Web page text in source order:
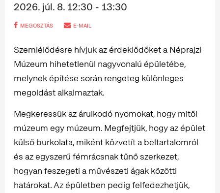
2026. júl. 8. 12:30 - 13:30
MEGOSZTÁS E-MAIL
Szemlélődésre hívjuk az érdeklődőket a Néprajzi
Múzeum hihetetlenül nagyvonalú épületébe,
melynek építése során rengeteg különleges
megoldást alkalmaztak.
Megkeressük az árulkodó nyomokat, hogy mitől
múzeum egy múzeum. Megfejtjük, hogy az épület
külső burkolata, miként közvetít a beltartalomról
és az egyszerű fémrácsnak tűnő szerkezet,
hogyan feszegeti a művészeti ágak közötti
határokat. Az épületben pedig felfedezhetjük,